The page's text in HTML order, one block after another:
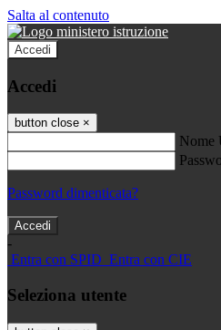
Salta al contenuto
Accedi
Accedi
button close ×
Nome
Password dimenticata?
-
Entra con SPID Entra con CIE
Seleziona utente